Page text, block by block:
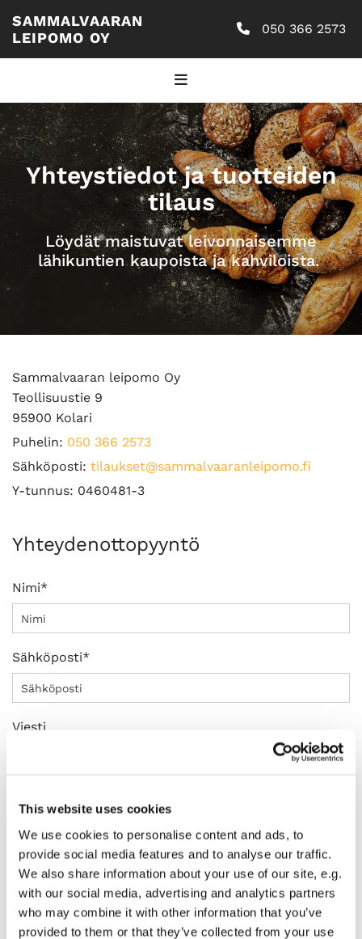
This website uses cookies
We use cookies to personalise content and ads, to
provide social media features and to analyse our traffic.
We also share information about your use of our site, e.g.
with our social media, advertising and analytics partners
who may combine it with other information that you’ve
provided to them or that they’ve collected from your use
SAMMALVAARAN
LEIPOMO OY
050 366 2573
Yhteystiedot ja tuotteiden
tilaus
Löydät maistuvat leivonnaisemme
lähikuntien kaupoista ja kahviloista.
Sammalvaaran leipomo Oy
Teollisuustie 9
95900 Kolari
Puhelin: 050 366 2573
Sähköposti: tilaukset@sammalvaaranleipomo.fi
Y-tunnus: 0460481-3
Yhteydenottopyyntö
Nimi*
Sähköposti*
Viesti